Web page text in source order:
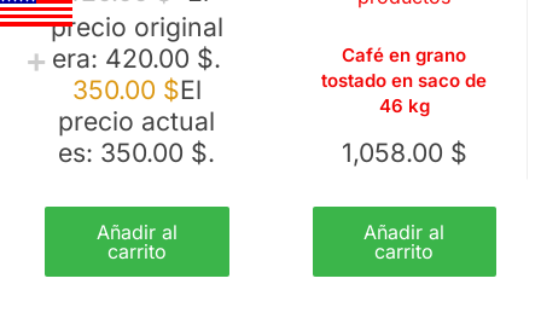
precio original
era: 420.00 $.
350.00 $El
precio actual
es: 350.00 $.
Añadir al
carrito
Café en grano
tostado en saco de
46 kg
1,058.00 $
Añadir al
carrito